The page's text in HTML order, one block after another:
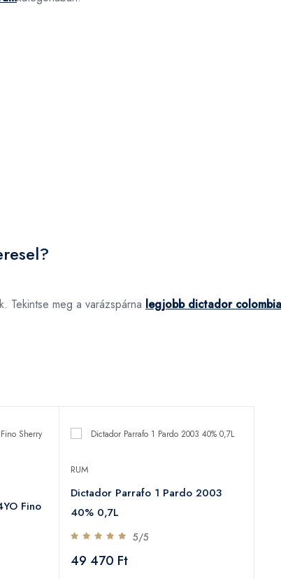
Tekintse meg a varázspárna legjobb dictador
Fino
RUM
Dictador Parrafo 1 Pardo 2003
40% 0,7L
5/5
49 470 Ft